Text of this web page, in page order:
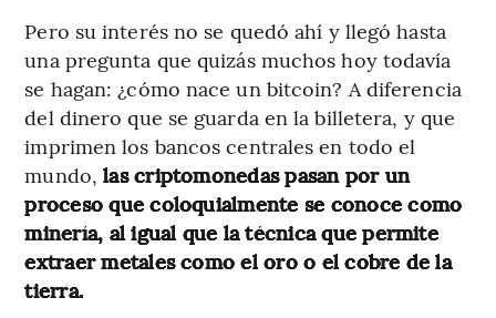
Pero su interés no se quedó ahí y llegó hasta
una pregunta que quizás muchos hoy todavía
se hagan: ¿cómo nace un bitcoin? A diferencia
del dinero que se guarda en la billetera, y que
imprimen los bancos centrales en todo el
mundo,las criptomonedas pasan por un
proceso que coloquialmente se conoce como
minería, al igual que la técnica que permite
extraer metales como el oro o el cobre de la
tierra.